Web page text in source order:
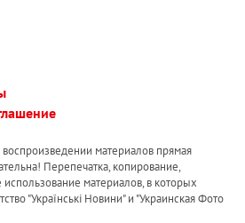
материалов прямая
Перепечатка, копирование,
материалов, в которых
"Українськi Новини" и "Украинская Фото